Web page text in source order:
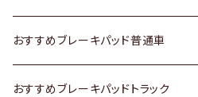
日産
いすゞ
スズキ
日産
スズキ
日産
トヨタ
ホンダ
おすすめブレーキパッド普通車
トヨタ
おすすめブレーキパッドトラック